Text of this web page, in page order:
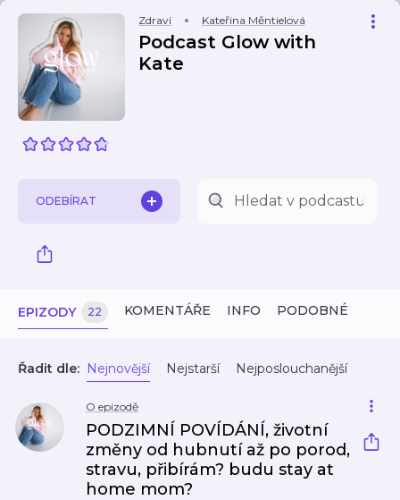
Zdraví Kateřina Měntielová
Podcast Glow with
Kate
ODEBÍRAT
EPIZODY 22 KOMENTÁŘE INFO PODOBNÉ
Řadit dle: Nejnovější Nejstarší Nejposlouchanější
O epizodě
PODZIMNÍ POVÍDÁNÍ, životní
změny od hubnutí až po porod,
stravu, přibírám? budu stay at
home mom?